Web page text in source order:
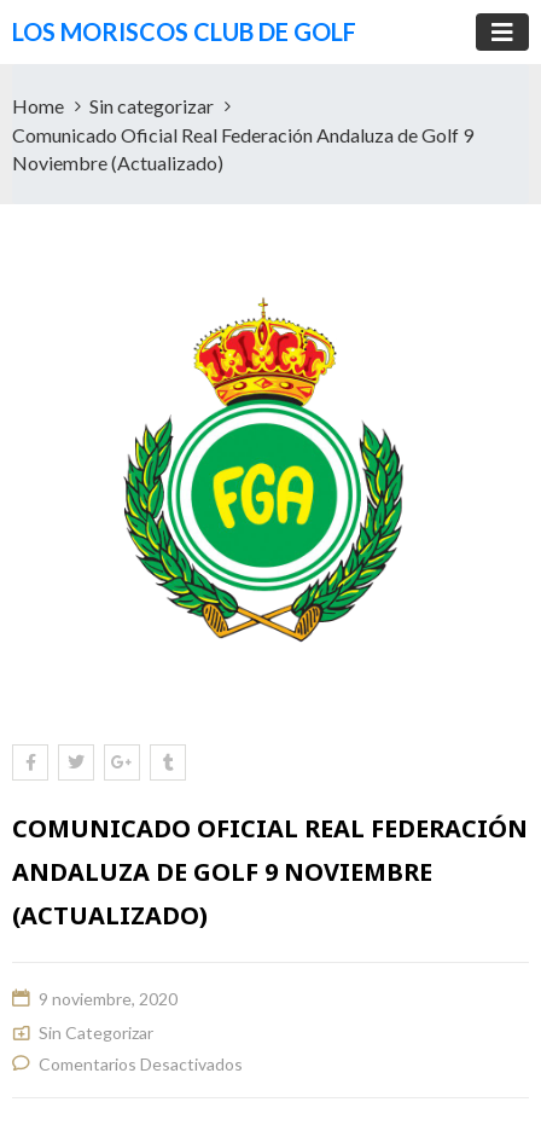
LOS MORISCOS CLUB DE GOLF
Home
Sin categorizar
Comunicado Oficial Real Federación Andaluza de Golf 9
Noviembre (Actualizado)
COMUNICADO OFICIAL REAL FEDERACIÓN
ANDALUZA DE GOLF 9 NOVIEMBRE
(ACTUALIZADO)
9 noviembre, 2020
Sin Categorizar
Comentarios Desactivados